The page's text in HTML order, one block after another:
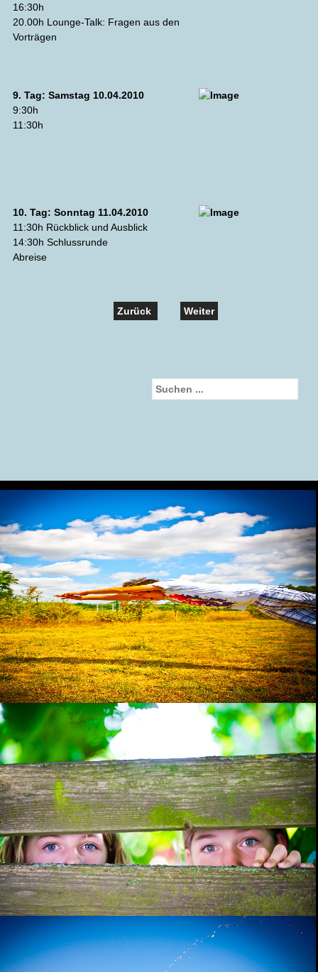
16:30h
20.00h Lounge-Talk: Fragen aus den
Vorträgen
9. Tag: Samstag 10.04.2010
9:30h
11:30h
10. Tag: Sonntag 11.04.2010
11:30h Rückblick und Ausblick
14:30h Schlussrunde
Abreise
Zurück Weiter